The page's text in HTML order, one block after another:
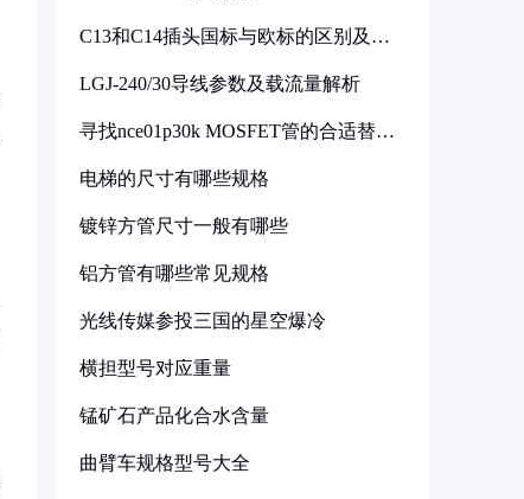
C13和C14插头国标与欧标的区别及其
LGJ-240/30导线参数及载流量解析
寻找nce01p30k MOSFET管的合适替代
电梯的尺寸有哪些规格
镀锌方管尺寸一般有哪些
铝方管有哪些常见规格
光线传媒参投三国的星空爆冷
横担型号对应重量
锰矿石产品化合水含量
曲臂车规格型号大全